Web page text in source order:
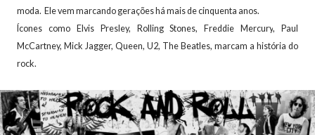
moda. Ele vem marcando gerações há mais de cinquenta anos.
Ícones como Elvis Presley, Rolling Stones,
Freddie Mercury, Paul
McCartney, Mick Jagger, Queen, U2, The Beatles, marcam a história do
rock.